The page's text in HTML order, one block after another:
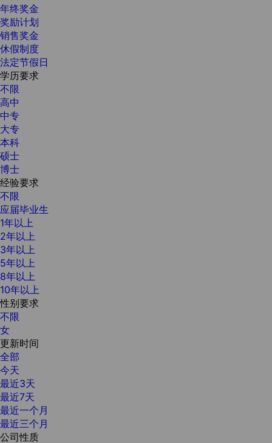
年终奖金
奖励计划
销售奖金
休假制度
法定节假日
学历要求
不限
高中
中专
大专
本科
硕士
博士
经验要求
不限
应届毕业生
1年以上
2年以上
3年以上
5年以上
8年以上
10年以上
性别要求
不限
女
更新时间
全部
今天
最近3天
最近7天
最近一个月
最近三个月
公司性质